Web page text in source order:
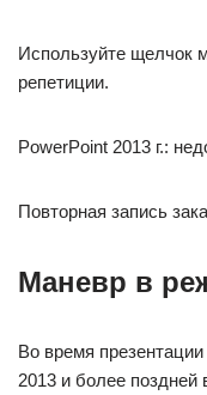
Используйте щелчок
репетиции.
PowerPoint 2013 г.:
Повторная запись
Маневр в
Во время презентации
2013 и более поздней